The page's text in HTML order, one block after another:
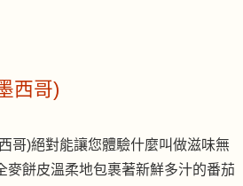
西哥)
哥)絕對能讓您體驗什麼叫做滋味無
麥餅皮溫柔地包裹著新鮮多汁的番茄